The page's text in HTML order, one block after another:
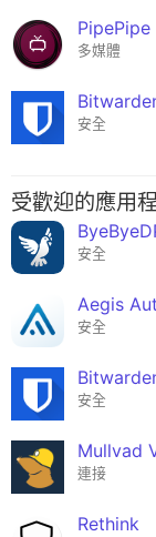
PipePipe
多媒體
安全
受歡迎的應用
安全
Aegis
安全
安全
Mullvad
連接
Rethink